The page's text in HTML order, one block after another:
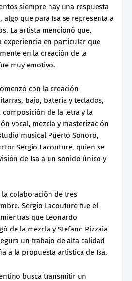
siempre hay una respuesta
algo que para Isa se representa a
La artista mencionó que,
experiencia en particular que
en la creación de la
muy emotivo.
con la creación
bajo, batería y teclados,
composición de la letra y la
vocal, mezcla y masterización
musical Puerto Sonoro,
Sergio Lacouture, quien se
de Isa a un sonido único y
colaboración de tres
Sergio Lacouture fue el
que Leonardo
de la mezcla y Stefano Pizzaia
un trabajo de alta calidad
a la propuesta artística de Isa.
busca transmitir un